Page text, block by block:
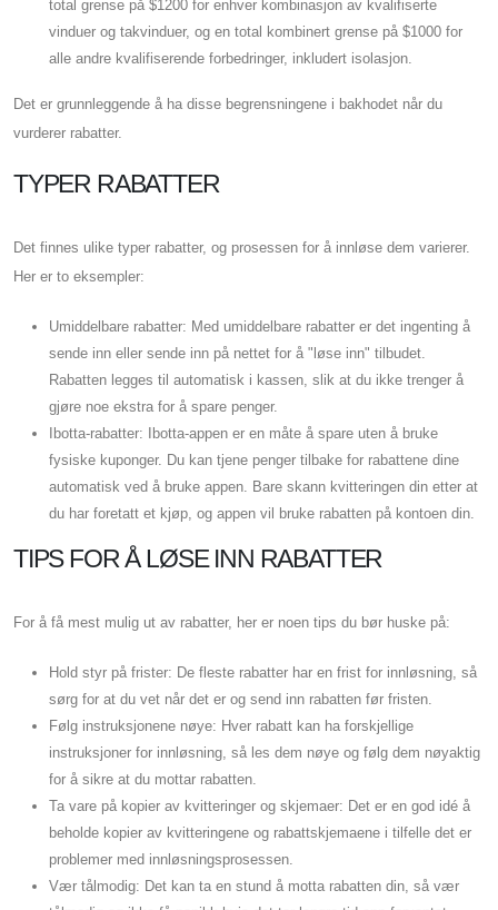
total grense på $1200 for enhver kombinasjon av kvalifiserte
vinduer og takvinduer, og en total kombinert grense på $1000 for
alle andre kvalifiserende forbedringer, inkludert isolasjon.
Det er grunnleggende å ha disse begrensningene i bakhodet når du
vurderer rabatter.
TYPER RABATTER
Det finnes ulike typer rabatter, og prosessen for å innløse dem varierer.
Her er to eksempler:
Umiddelbare rabatter: Med umiddelbare rabatter er det ingenting å
sende inn eller sende inn på nettet for å "løse inn" tilbudet.
Rabatten legges til automatisk i kassen, slik at du ikke trenger å
gjøre noe ekstra for å spare penger.
Ibotta-rabatter: Ibotta-appen er en måte å spare uten å bruke
fysiske kuponger. Du kan tjene penger tilbake for rabattene dine
automatisk ved å bruke appen. Bare skann kvitteringen din etter at
du har foretatt et kjøp, og appen vil bruke rabatten på kontoen din.
TIPS FOR Å LØSE INN RABATTER
For å få mest mulig ut av rabatter, her er noen tips du bør huske på:
Hold styr på frister: De fleste rabatter har en frist for innløsning, så
sørg for at du vet når det er og send inn rabatten før fristen.
Følg instruksjonene nøye: Hver rabatt kan ha forskjellige
instruksjoner for innløsning, så les dem nøye og følg dem nøyaktig
for å sikre at du mottar rabatten.
Ta vare på kopier av kvitteringer og skjemaer: Det er en god idé å
beholde kopier av kvitteringene og rabattskjemaene i tilfelle det er
problemer med innløsningsprosessen.
Vær tålmodig: Det kan ta en stund å motta rabatten din, så vær